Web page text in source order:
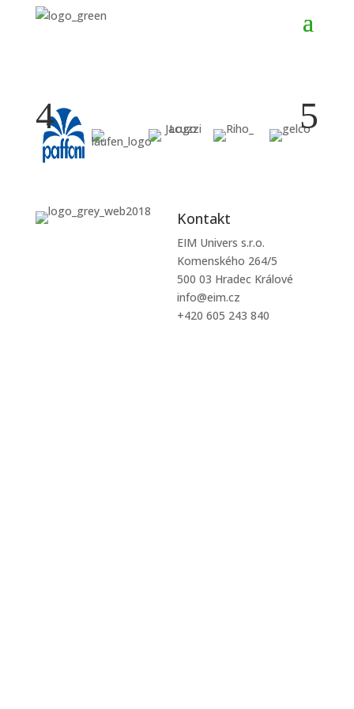
4 5
Kontakt
EIM Univers s.r.o.
Komenského 264/5
500 03 Hradec Králové
info@eim.cz
+420 605 243 840